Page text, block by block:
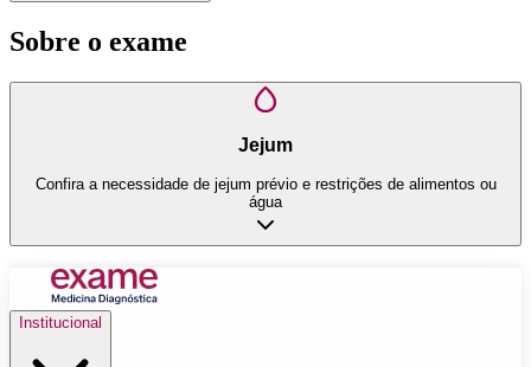
Sobre o exame
Jejum
Confira a necessidade de jejum prévio e restrições de alimentos ou
água
Institucional